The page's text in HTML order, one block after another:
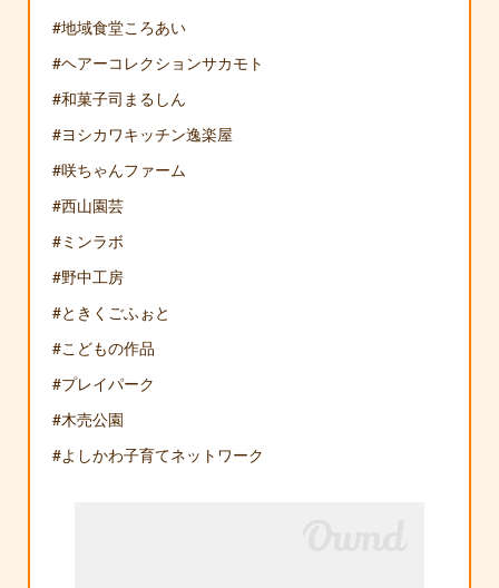
#地域食堂ころあい
#ヘアーコレクションサカモト
#和菓子司まるしん
#ヨシカワキッチン逸楽屋
#咲ちゃんファーム
#西山園芸
#ミンラボ
#野中工房
#ときくごふぉと
#こどもの作品
#プレイパーク
#木売公園
#よしかわ子育てネットワーク